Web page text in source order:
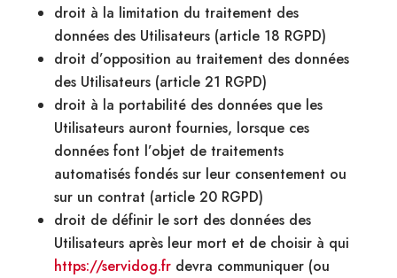
droit à la limitation du traitement des
données des Utilisateurs (article 18 RGPD)
droit d’opposition au traitement des données
des Utilisateurs (article 21 RGPD)
droit à la portabilité des données que les
Utilisateurs auront fournies, lorsque ces
données font l’objet de traitements
automatisés fondés sur leur consentement ou
sur un contrat (article 20 RGPD)
droit de définir le sort des données des
Utilisateurs après leur mort et de choisir à qui
https://servidog.frdevra communiquer (ou